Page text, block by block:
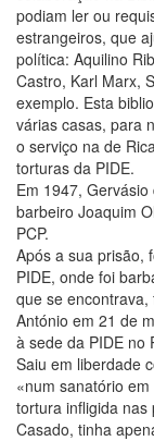
podiam ler ou
estrangeiros, que
política: Aquilino
Castro, Karl Marx,
exemplo. Esta
várias casas, para
o serviço na de
torturas da PIDE.
Em 1947,
barbeiro Joaquim
PCP.
Após a sua prisão,
PIDE, onde foi
que se
António em 21 de
à sede da PIDE no
Saiu em liberdade
«num sanatório
tortura infligida nas
Casado, tinha